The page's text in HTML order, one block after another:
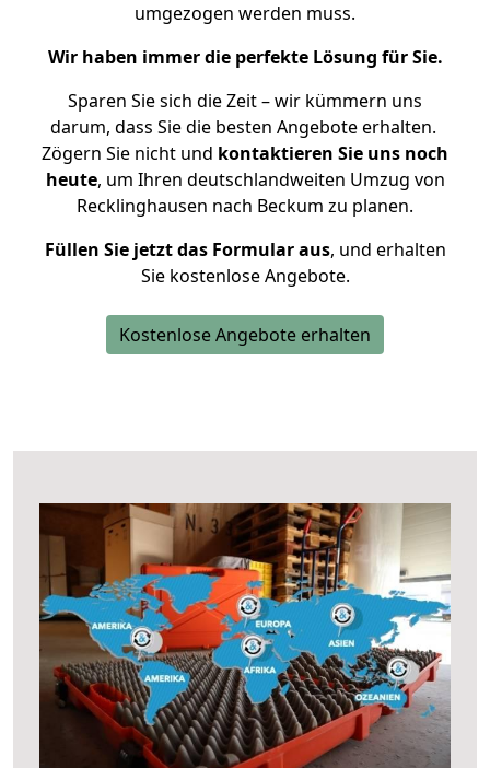
umgezogen werden muss.
Wir haben immer die perfekte Lösung für Sie.
Sparen Sie sich die Zeit – wir kümmern uns
darum, dass Sie die besten Angebote erhalten.
Zögern Sie nicht und kontaktieren Sie uns noch
heute, um Ihren deutschlandweiten Umzug von
Recklinghausen nach Beckum zu planen.
Füllen Sie jetzt das Formular aus, und erhalten
Sie kostenlose Angebote.
Kostenlose Angebote erhalten